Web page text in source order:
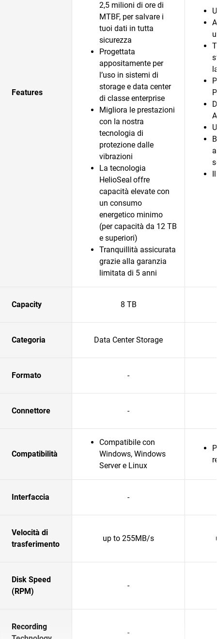
Features
2,5 milioni di ore di
MTBF, per salvare i
tuoi dati in tutta
sicurezza
Progettata
appositamente per
l’uso in sistemi di
storage e data center
di classe enterprise
Migliora le prestazioni
con la nostra
tecnologia di
protezione dalle
vibrazioni
La tecnologia
HelioSeal offre
capacità elevate con
un consumo
energetico minimo
(per capacità da 12 TB
e superiori)
Tranquillità assicurata
grazie alla garanzia
limitata di 5 anni
Capacity 8 TB
Categoria Data Center Storage
Formato -
Connettore -
Compatibilità
Compatibile con
Windows, Windows
Server e Linux
Interfaccia -
Velocità di
trasferimento
up to 255MB/s
Disk Speed
(RPM)
-
Recording
-